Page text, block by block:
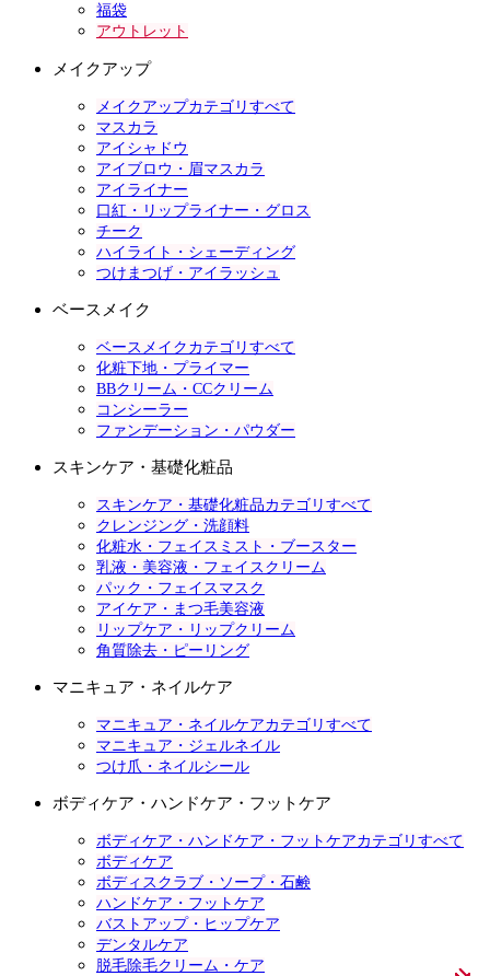
福袋
アウトレット
メイクアップ
メイクアップカテゴリすべて
マスカラ
アイシャドウ
アイブロウ・眉マスカラ
アイライナー
口紅・リップライナー・グロス
チーク
ハイライト・シェーディング
つけまつげ・アイラッシュ
ベースメイク
ベースメイクカテゴリすべて
化粧下地・プライマー
BBクリーム・CCクリーム
コンシーラー
ファンデーション・パウダー
スキンケア・基礎化粧品
スキンケア・基礎化粧品カテゴリすべて
クレンジング・洗顔料
化粧水・フェイスミスト・ブースター
乳液・美容液・フェイスクリーム
パック・フェイスマスク
アイケア・まつ毛美容液
リップケア・リップクリーム
角質除去・ピーリング
マニキュア・ネイルケア
マニキュア・ネイルケアカテゴリすべて
マニキュア・ジェルネイル
つけ爪・ネイルシール
ボディケア・ハンドケア・フットケア
ボディケア・ハンドケア・フットケアカテゴリすべて
ボディケア
ボディスクラブ・ソープ・石鹸
ハンドケア・フットケア
バストアップ・ヒップケア
デンタルケア
脱毛除毛クリーム・ケア